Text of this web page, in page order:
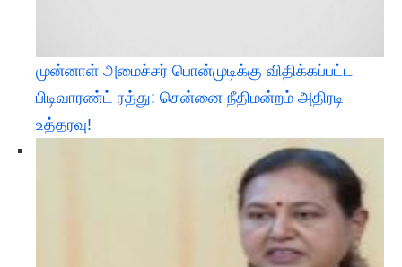
முன்னாள் அமைச்சர் பொன்முடிக்கு விதிக்கப்பட்ட
பிடிவாரண்ட் ரத்து: சென்னை நீதிமன்றம் அதிரடி
உத்தரவு!